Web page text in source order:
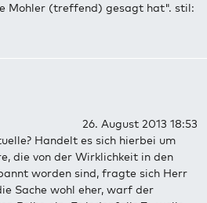
Mohler (treffend) gesagt hat". stil:
26. August 2013 18:53
Handelt es sich hierbei um
die von der Wirklichkeit in den
worden sind, fragte sich Herr
Sache wohl eher, warf der